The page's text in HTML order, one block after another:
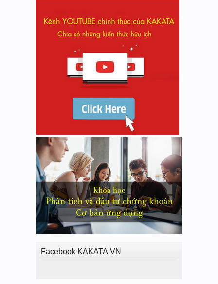
Facebook KAKATA.VN